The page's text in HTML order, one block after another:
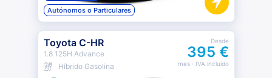
Autónomos o Particulares
Toyota C-HR
1.8 125H Advance
Híbrido Gasolina
Desde
395 €
mes· IVA incluido